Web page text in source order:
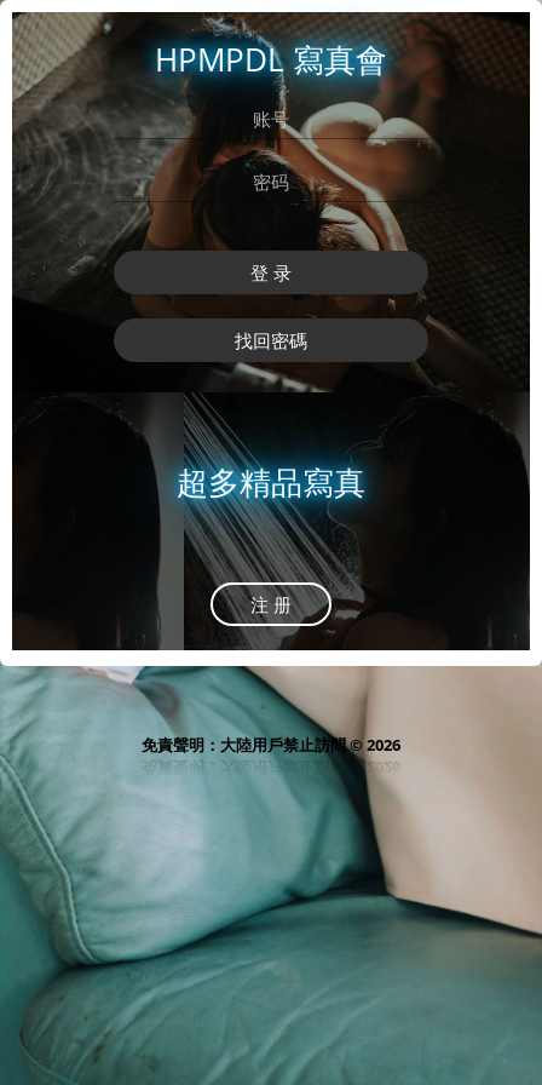
HPMPDL 寫真會
登 录
找回密碼
超多精品寫真
注 册
登 录
免責聲明：大陸用戶禁止訪問 © 2026